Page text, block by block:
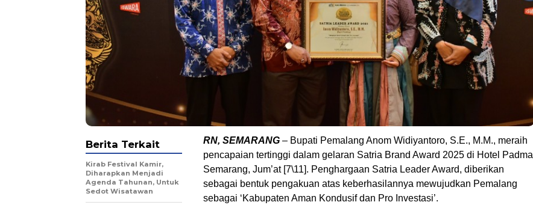
RN, SEMARANG – Bupati Pemalang Anom Widiyantoro, S.E., M.M., meraih
pencapaian tertinggi dalam gelaran Satria Brand Award 2025 di Hotel Padma
Semarang, Jum’at [7\11]. Penghargaan Satria Leader Award, diberikan
sebagai bentuk pengakuan atas keberhasilannya mewujudkan Pemalang
sebagai ‘Kabupaten Aman Kondusif dan Pro Investasi’.
Berita Terkait
Kirab Festival Kamir,
Diharapkan Menjadi
Agenda Tahunan, Untuk
Sedot Wisatawan